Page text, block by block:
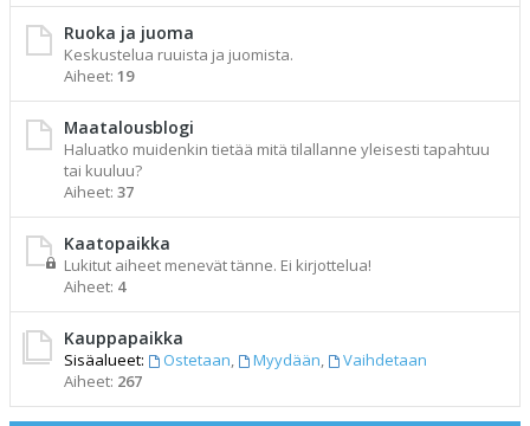
Ruoka ja juoma
Keskustelua ruuista ja juomista.
Aiheet: 19
Maatalousblogi
Haluatko muidenkin tietää mitä tilallanne yleisesti tapahtuu
tai kuuluu?
Aiheet: 37
Kaatopaikka
Lukitut aiheet menevät tänne. Ei kirjottelua!
Aiheet: 4
Kauppapaikka
Sisäalueet: Ostetaan, Myydään,
Vaihdetaan
Aiheet: 267